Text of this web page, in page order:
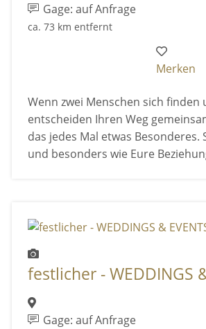
Gage: auf Anfrage
ca. 73 km entfernt
Merken
Wenn zwei Menschen sich finden
entscheiden Ihren Weg
das jedes Mal etwas Besonderes.
und besonders wie Eure
festlicher - WEDDINGS
Gage: auf Anfrage